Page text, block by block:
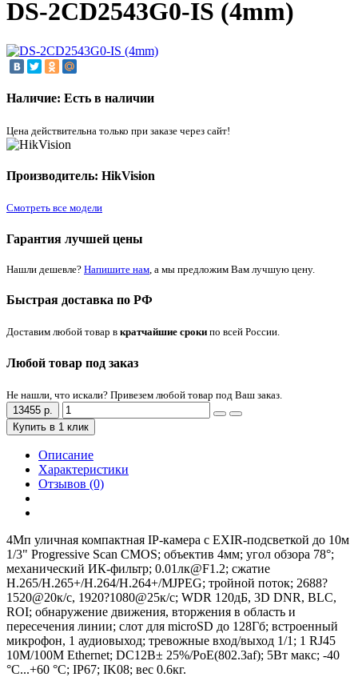
DS-2CD2543G0-IS (4mm)
Наличие: Есть в наличии
Цена действительна только при заказе через сайт!
Производитель: HikVision
Смотреть все модели
Гарантия лучшей цены
Нашли дешевле? Напишите нам , а мы предложим Вам лучшую цену.
Быстрая доставка по РФ
Доставим любой товар в кратчайшие сроки по всей России.
Любой товар под заказ
Не нашли, что искали? Привезем любой товар под Ваш заказ.
13455 р.
Купить в 1 клик
Описание
Характеристики
Отзывов (0)
4Мп уличная компактная IP-камера с EXIR-подсветкой до 10м
1/3" Progressive Scan CMOS; объектив 4мм; угол обзора 78°;
механический ИК-фильтр; 0.01лк@F1.2; сжатие
H.265/H.265+/H.264/H.264+/MJPEG; тройной поток; 2688?
1520@20к/с, 1920?1080@25к/с; WDR 120дБ, 3D DNR, BLC,
ROI; обнаружение движения, вторжения в область и
пересечения линии; слот для microSD до 128Гб; встроенный
микрофон, 1 аудиовыход; тревожные вход/выход 1/1; 1 RJ45
10M/100M Ethernet; DC12В± 25%/PoE(802.3af); 5Вт макс; -40
°C...+60 °C; IP67; IK08; вес 0.6кг.